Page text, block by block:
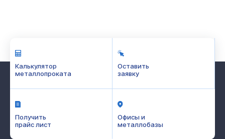
Калькулятор
металлопроката
Оставить
заявку
Получить
прайс лист
Офисы и
металлобазы